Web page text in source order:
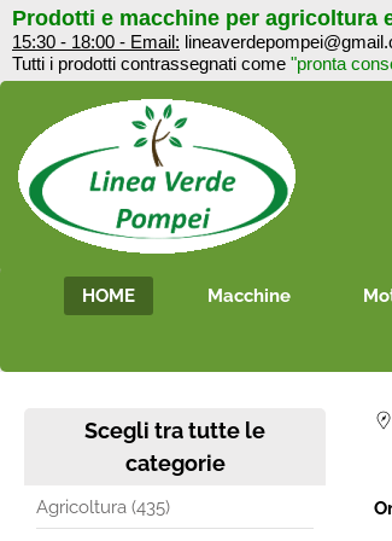
Prodotti e macchine per agricoltura
15:30 - 18:00 - Email:
Tutti i prodotti contrassegnati come "pronta
HOME Macchine
Scegli tra tutte le
categorie
Agricoltura (435)